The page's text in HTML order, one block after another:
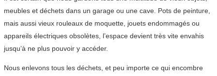
meubles et déchets dans un garage ou une cave. Pots de peinture,
mais aussi vieux rouleaux de moquette, jouets endommagés ou
appareils électriques obsolètes, l’espace devient très vite envahis
jusqu’à ne plus pouvoir y accéder.
Nous enlevons tous les déchets, et peu importe ce qui encombre